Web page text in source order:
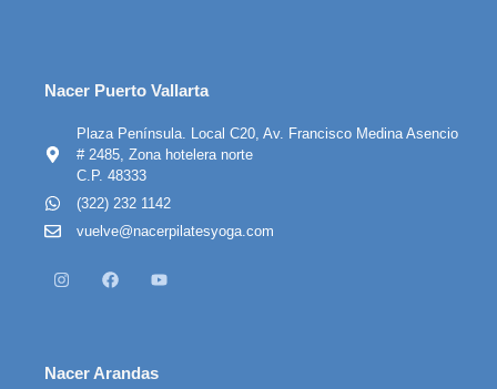
Nacer Puerto Vallarta
Plaza Península. Local C20, Av. Francisco Medina Asencio
# 2485, Zona hotelera norte
C.P. 48333
(322) 232 1142
vuelve@nacerpilatesyoga.com
Nacer Arandas